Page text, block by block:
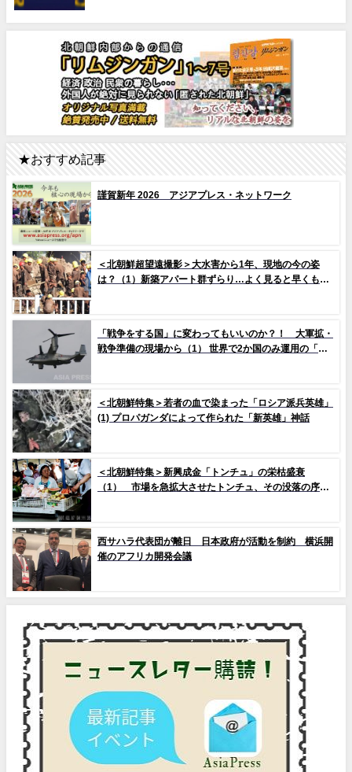
★おすすめ記事
謹賀新年 2026 アジアプレス・ネットワーク
＜北朝鮮超望遠撮影＞大水害から1年、現地の今の姿
は？（1）新築アパート群ずらり…よく見ると早くもタ
「戦争をする国」に変わってもいいのか？！ 大軍拡・
戦争準備の現場から（1） 世界で2か国のみ運用の「欠
＜北朝鮮特集＞若者の血で染まった「ロシア派兵英雄」
(1) プロパガンダによって作られた「新英雄」神話
＜北朝鮮特集＞新興成金「トンチュ」の栄枯盛衰
（1） 市場を急拡大させたトンチュ、その没落の序幕
西サハラ代表団が離日 日本政府が活動を制約 横浜開
催のアフリカ開発会議